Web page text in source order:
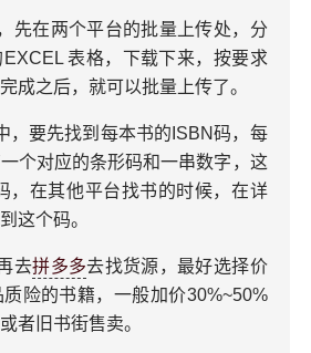
先在两个平台的批量上传处，分
表格，下载下来，按要求
成之后，就可以批量上传了。
，要先找到每本书的ISBN码，每
个对应的条形码和一串数字，这
，在其他平台找书的时候，在详
这个码。
去拼多多去找货源，最好选择价
险的书籍，一般加价30%~50%
者旧书街售卖。